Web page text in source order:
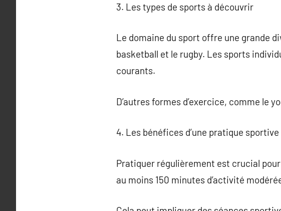
3. Les types de sports à découvrir
Le domaine du sport offre une grande
basketball et le rugby. Les sports
courants.
D’autres formes d’exercice, comme le
4. Les bénéfices d’une pratique
Pratiquer régulièrement est crucial
au moins 150 minutes d’activité